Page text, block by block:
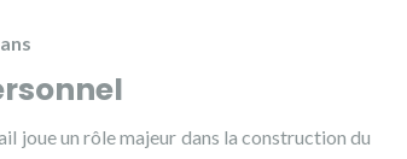
joue un rôle majeur dans la construction du